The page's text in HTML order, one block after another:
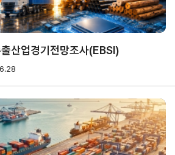
산업경기전망조사(EBSI)